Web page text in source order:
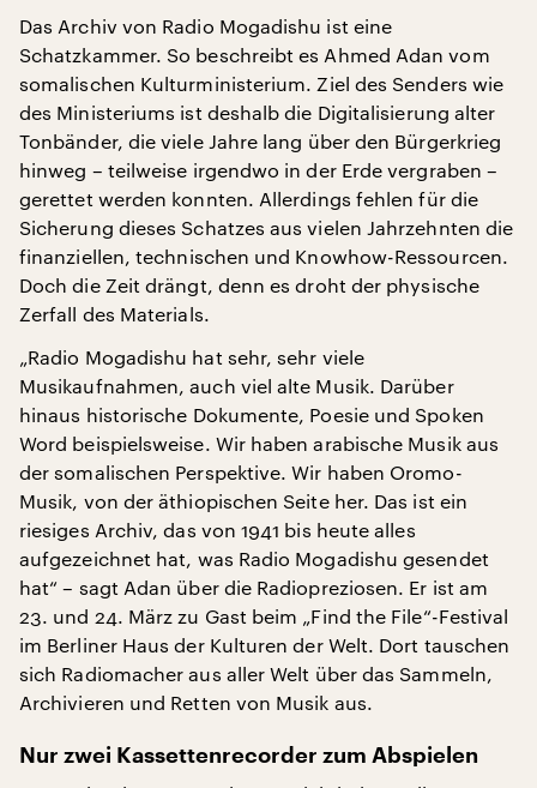
Das Archiv von Radio Mogadishu ist eine
Schatzkammer. So beschreibt es Ahmed Adan vom
somalischen Kulturministerium. Ziel des Senders wie
des Ministeriums ist deshalb die Digitalisierung alter
Tonbänder, die viele Jahre lang über den Bürgerkrieg
hinweg – teilweise irgendwo in der Erde vergraben –
gerettet werden konnten. Allerdings fehlen für die
Sicherung dieses Schatzes aus vielen Jahrzehnten die
finanziellen, technischen und Knowhow-Ressourcen.
Doch die Zeit drängt, denn es droht der physische
Zerfall des Materials.
„Radio Mogadishu hat sehr, sehr viele
Musikaufnahmen, auch viel alte Musik. Darüber
hinaus historische Dokumente, Poesie und Spoken
Word beispielsweise. Wir haben arabische Musik aus
der somalischen Perspektive. Wir haben Oromo-
Musik, von der äthiopischen Seite her. Das ist ein
riesiges Archiv, das von 1941 bis heute alles
aufgezeichnet hat, was Radio Mogadishu gesendet
hat“ – sagt Adan über die Radiopreziosen. Er ist am
23. und 24. März zu Gast beim „Find the File“-Festival
im Berliner Haus der Kulturen der Welt. Dort tauschen
sich Radiomacher aus aller Welt über das Sammeln,
Archivieren und Retten von Musik aus.
Nur zwei Kassettenrecorder zum Abspielen